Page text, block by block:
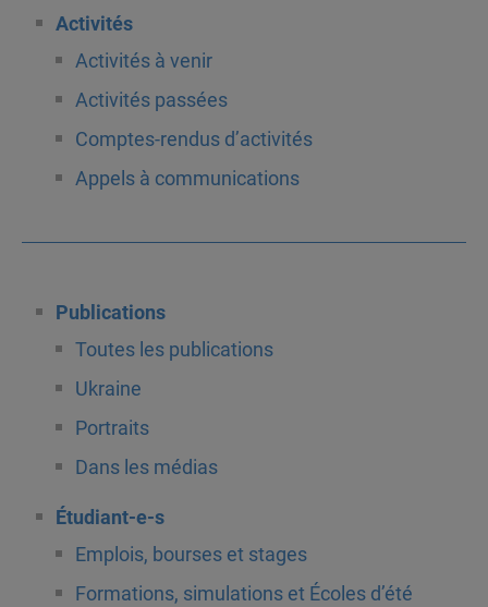
Activités
Activités à venir
Activités passées
Comptes-rendus d’activités
Appels à communications
Publications
Toutes les publications
Ukraine
Portraits
Dans les médias
Étudiant-e-s
Emplois, bourses et stages
Formations, simulations et Écoles d’été